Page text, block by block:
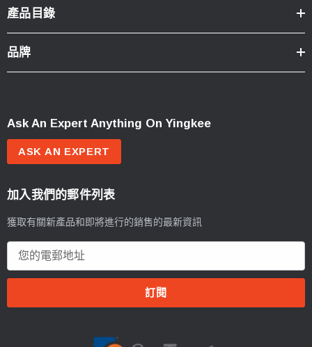
產品目錄
品牌
Ask An Expert Anything On Yingkee
ASK AN EXPERT
加入我們的郵件列表
獲取有關新產品和即將進行的銷售的最新資訊
郵